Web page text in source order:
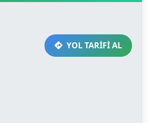
YOL TARİFİ AL